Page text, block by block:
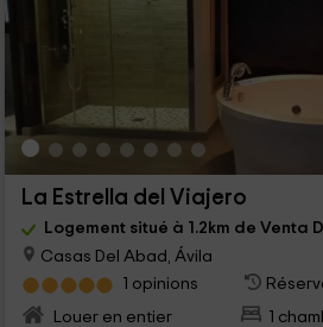
La Estrella del Viajero
Logement situé à 1.2km de Venta
Casas Del Abad, Ávila
1 opinions
Louer en entier
1